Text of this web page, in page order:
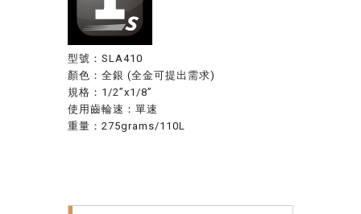
型號：SLA410
顏色：全銀 (全金可提出需求)
規格：1/2”x1/8”
使用齒輪速：單速
重量：275grams/110L